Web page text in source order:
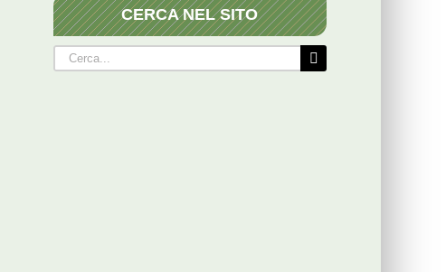
CERCA NEL SITO
Cerca
per: